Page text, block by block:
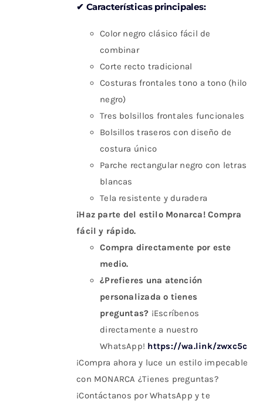
✔ Características principales:
Color negro clásico fácil de
combinar
Corte recto tradicional
Costuras frontales tono a tono (hilo
negro)
Tres bolsillos frontales funcionales
Bolsillos traseros con diseño de
costura único
Parche rectangular negro con letras
blancas
Tela resistente y duradera
¡Haz parte del estilo Monarca! Compra
fácil y rápido.
Compra directamente por este
medio.
¿Prefieres una atención
personalizada o tienes
preguntas? ¡Escríbenos
directamente a nuestro
WhatsApp! https://wa.link/zwxc5c
¡Compra ahora y luce un estilo impecable
con MONARCA ¿Tienes preguntas?
¡Contáctanos por WhatsApp y te